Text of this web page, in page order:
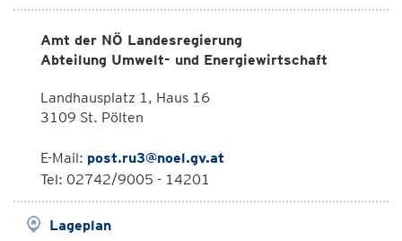
Amt der NÖ Landesregierung
Abteilung Umwelt- und Energiewirtschaft
Landhausplatz 1, Haus 16
3109 St. Pölten
E-Mail: post.ru3@noel.gv.at
Tel: 02742/9005 - 14201
Lageplan